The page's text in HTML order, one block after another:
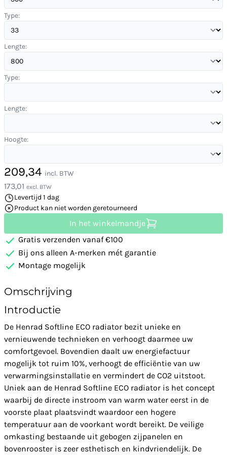
Type:
Lengte:
Type:
Lengte:
Hoogte:
209,34 incl. BTW
173,01 excl. BTW
Levertijd 1 dag
Product kan niet worden geretourneerd
In het winkelmandje
Gratis verzenden vanaf €100
Bij ons alleen A-merken mét garantie
Montage mogelijk
Omschrijving
Introductie
De Henrad Softline ECO radiator bezit unieke en
vernieuwende technieken en verhoogt daarmee uw
comfortgevoel. Bovendien daalt uw energiefactuur
mogelijk tot ruim 10%, verhoogt de efficiëntie van uw
verwarmingsinstallatie en vermindert de CO2 uitstoot.
Uniek aan de Henrad Softline ECO radiator is het concept
waarbij de directe instroom van warm water eerst in de
voorste plaat plaatsvindt waardoor een hogere
temperatuur aan de voorkant wordt bereikt. De veilige
omkasting bestaande uit gebogen zijpanelen en
bovenrooster is zeer esthetisch en kindvriendelijk. De